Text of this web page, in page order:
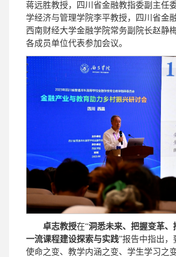
蒋远胜教授，四川省金融教指委副主任
学经济与管理学院李平教授，四川省金
西南财经大学金融学院常务副院长赵静
各成员单位代表参加会议。
卓志教授在“洞悉未来、把握变革
一流课程建设探索与实践”报告中指出，
使命之变、教学内涵之变、学生学习之